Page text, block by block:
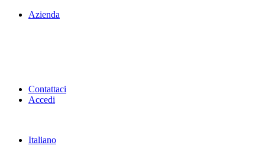
Azienda
Contattaci
Accedi
Italiano